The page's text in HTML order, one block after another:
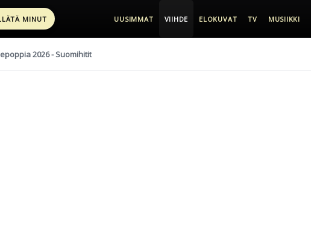
MINUT UUSIMMAT VIIHDE ELOKUVAT TV MUSIIKKI
2026 - Suomihitit